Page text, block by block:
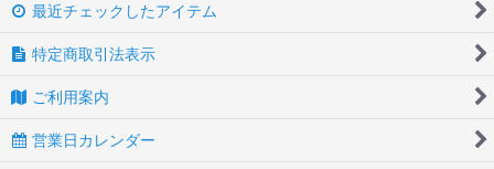
最近チェックしたアイテム
特定商取引法表示
ご利用案内
営業日カレンダー